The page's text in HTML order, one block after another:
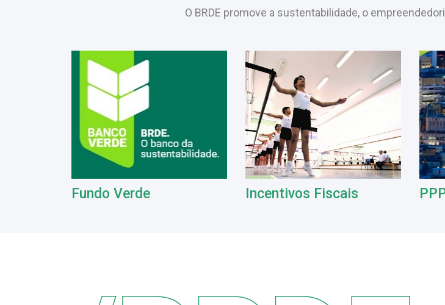
O BRDE promove a sustentabilidade, o
Fundo Verde Incentivos Fiscais